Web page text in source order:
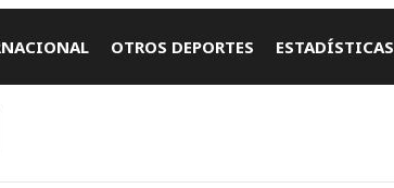
OTROS DEPORTES ESTADÍSTICAS